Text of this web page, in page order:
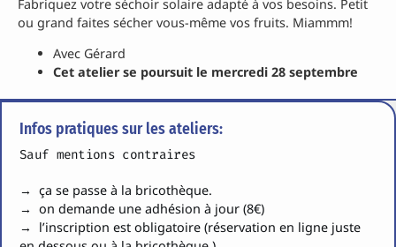
Fabriquez votre séchoir solaire adapté à vos besoins. Petit
ou grand faites sécher vous-même vos fruits. Miammm!
Avec Gérard
Cet atelier se poursuit le mercredi 28 septembre
Infos pratiques sur les ateliers:
Sauf mentions contraires
→ ça se passe à la bricothèque.
→ on demande une adhésion à jour (8€)
→ l’inscription est obligatoire (réservation en ligne juste